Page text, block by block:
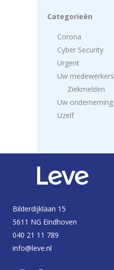
Categorieën
Corona
Cyber Security
Urgent
Uw medewerkers
Ziekmelden
Uw onderneming
Uzelf
Bilderdijklaan 15
5611 NG Eindhoven
040 21 11 789
info@leve.nl